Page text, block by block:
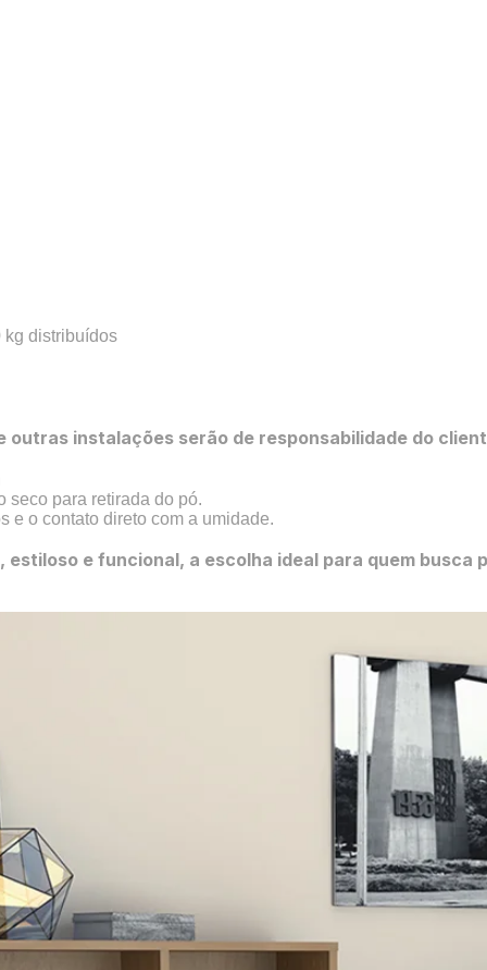
kg distribuídos
outras instalações serão de responsabilidade do
seco para retirada do pó.
e o contato direto com a umidade.
estiloso e funcional, a escolha ideal para quem busca